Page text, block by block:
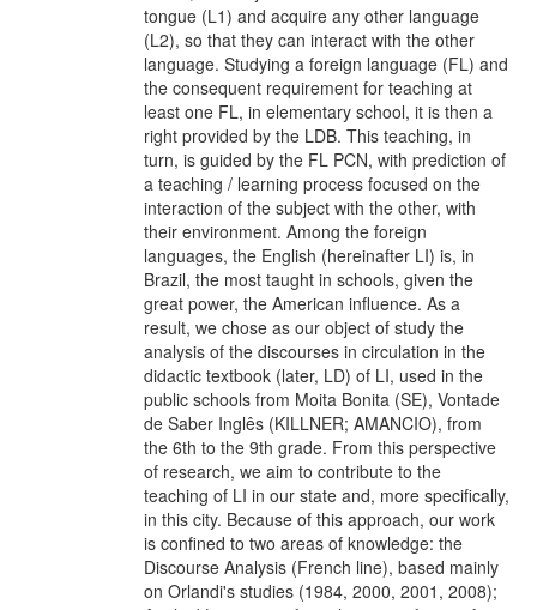
tongue (L1) and acquire any other language
(L2), so that they can interact with the other
language. Studying a foreign language (FL) and
the consequent requirement for teaching at
least one FL, in elementary school, it is then a
right provided by the LDB. This teaching, in
turn, is guided by the FL PCN, with prediction of
a teaching / learning process focused on the
interaction of the subject with the other, with
their environment. Among the foreign
languages, the English (hereinafter LI) is, in
Brazil, the most taught in schools, given the
great power, the American influence. As a
result, we chose as our object of study the
analysis of the discourses in circulation in the
didactic textbook (later, LD) of LI, used in the
public schools from Moita Bonita (SE), Vontade
de Saber Inglês (KILLNER; AMANCIO), from
the 6th to the 9th grade. From this perspective
of research, we aim to contribute to the
teaching of LI in our state and, more specifically,
in this city. Because of this approach, our work
is confined to two areas of knowledge: the
Discourse Analysis (French line), based mainly
on Orlandi's studies (1984, 2000, 2001, 2008);